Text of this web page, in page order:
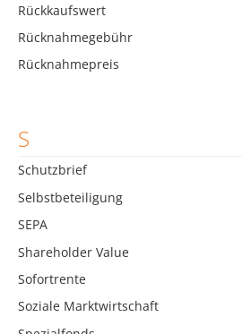
Rückkaufswert
Rücknahmegebühr
Rücknahmepreis
S
Schutzbrief
Selbstbeteiligung
SEPA
Shareholder Value
Sofortrente
Soziale Marktwirtschaft